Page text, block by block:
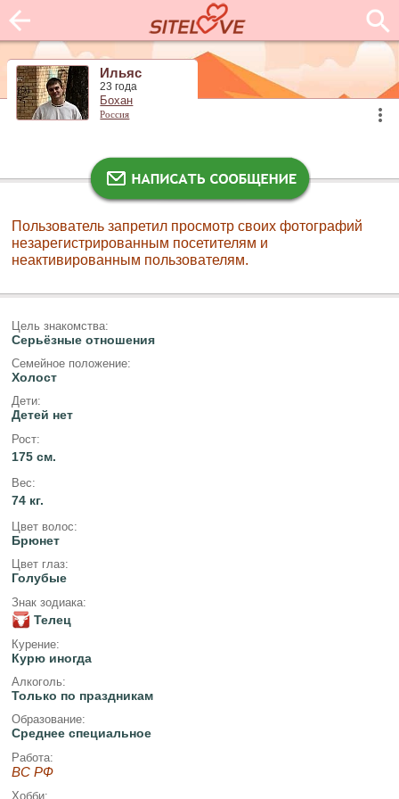
Ильяс
23 года
Бохан
Россия
Пользователь запретил просмотр своих фотографий
незарегистрированным посетителям и
неактивированным пользователям.
Цель знакомства:
Серьёзные отношения
Семейное положение:
Холост
Дети:
Детей нет
Рост:
175 см.
Вес:
74 кг.
Цвет волос:
Брюнет
Цвет глаз:
Голубые
Знак зодиака:
Телец
Курение:
Курю иногда
Алкоголь:
Только по праздникам
Образование:
Среднее специальное
Работа:
ВС РФ
Хобби: